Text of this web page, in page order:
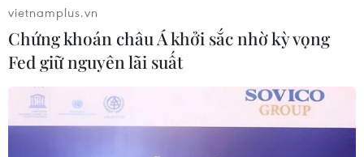
Vietnam Airlines sẽ phục hồi 'sức khỏe'
hoàn toàn vào năm 2023
vietnamplus.vn
Chứng khoán châu Á khởi sắc nhờ kỳ vọng
Fed giữ nguyên lãi suất